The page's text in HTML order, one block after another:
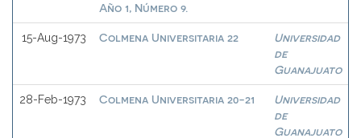
Año 1, Número 9.
15-Aug-1973 Colmena Universitaria 22
Universidad
de
Guanajuato
28-Feb-1973 Colmena Universitaria 20-21
Universidad
de
Guanajuato